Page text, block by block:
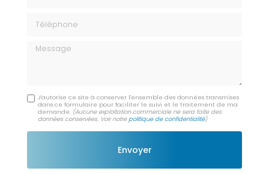
Message
J'autorise ce site à conserver l'ensemble des données transmises
dans ce formulaire pour faciliter le suivi et le traitement de ma
demande. (Aucune exploitation commerciale ne sera faite des
données conservées. Voir notrepolitique de confidentialité)